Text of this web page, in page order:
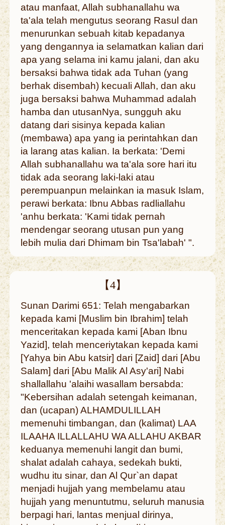
atau manfaat, Allah subhanallahu wa
ta'ala telah mengutus seorang Rasul dan
menurunkan sebuah kitab kepadanya
yang dengannya ia selamatkan kalian dari
apa yang selama ini kamu jalani, dan aku
bersaksi bahwa tidak ada Tuhan (yang
berhak disembah) kecuali Allah, dan aku
juga bersaksi bahwa Muhammad adalah
hamba dan utusanNya, sungguh aku
datang dari sisinya kepada kalian
(membawa) apa yang ia perintahkan dan
ia larang atas kalian. Ia berkata: 'Demi
Allah subhanallahu wa ta'ala sore hari itu
tidak ada seorang laki-laki atau
perempuanpun melainkan ia masuk Islam,
perawi berkata: Ibnu Abbas radliallahu
'anhu berkata: 'Kami tidak pernah
mendengar seorang utusan pun yang
lebih mulia dari Dhimam bin Tsa'labah' ".
【4】
Sunan Darimi 651: Telah mengabarkan
kepada kami [Muslim bin Ibrahim] telah
menceritakan kepada kami [Aban Ibnu
Yazid], telah menceriytakan kepada kami
[Yahya bin Abu katsir] dari [Zaid] dari [Abu
Salam] dari [Abu Malik Al Asy'ari] Nabi
shallallahu 'alaihi wasallam bersabda:
"Kebersihan adalah setengah keimanan,
dan (ucapan) ALHAMDULILLAH
memenuhi timbangan, dan (kalimat) LAA
ILAAHA ILLALLAHU WA ALLAHU AKBAR
keduanya memenuhi langit dan bumi,
shalat adalah cahaya, sedekah bukti,
wudhu itu sinar, dan Al Qur`an dapat
menjadi hujjah yang membelamu atau
hujjah yang menuntutmu, seluruh manusia
berpagi hari, lantas menjual dirinya,